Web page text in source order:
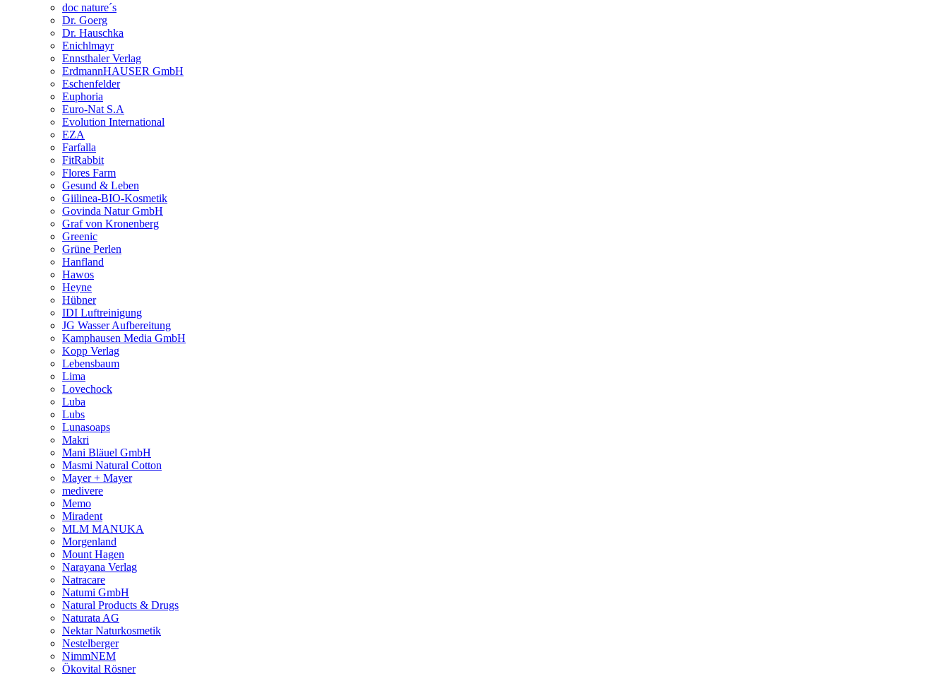
doc nature´s
Dr. Goerg
Dr. Hauschka
Enichlmayr
Ennsthaler Verlag
ErdmannHAUSER GmbH
Eschenfelder
Euphoria
Euro-Nat S.A
Evolution International
EZA
Farfalla
FitRabbit
Flores Farm
Gesund & Leben
Giilinea-BIO-Kosmetik
Govinda Natur GmbH
Graf von Kronenberg
Greenic
Grüne Perlen
Hanfland
Hawos
Heyne
Hübner
IDI Luftreinigung
JG Wasser Aufbereitung
Kamphausen Media GmbH
Kopp Verlag
Lebensbaum
Lima
Lovechock
Luba
Lubs
Lunasoaps
Makri
Mani Bläuel GmbH
Masmi Natural Cotton
Mayer + Mayer
medivere
Memo
Miradent
MLM MANUKA
Morgenland
Mount Hagen
Narayana Verlag
Natracare
Natumi GmbH
Natural Products & Drugs
Naturata AG
Nektar Naturkosmetik
Nestelberger
NimmNEM
Ökovital Rösner